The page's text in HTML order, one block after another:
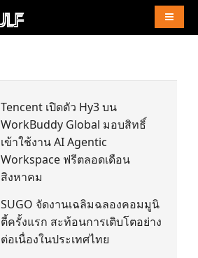
Tencent เปิดตัว Hy3 บน
WorkBuddy Global มอบสิทธิ์
เข้าใช้งาน AI Agentic
Workspace ฟรีตลอดเดือน
สิงหาคม
SUGO จัดงานเฉลิมฉลองคอมมูนิ
ตี้ครั้งแรก สะท้อนการเติบโตอย่าง
ต่อเนื่องในประเทศไทย